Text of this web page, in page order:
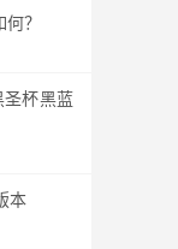
？
圣杯黑蓝
本